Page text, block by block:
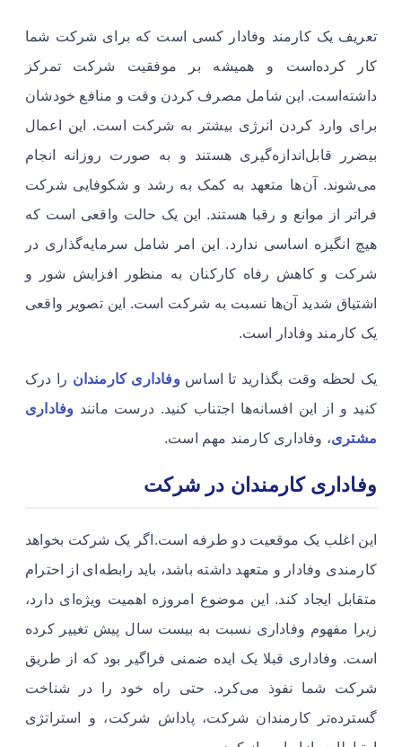
تعریف یک کارمند وفادار کسی است که برای شرکت شما
کار کرده‌است و همیشه بر موفقیت شرکت تمرکز
داشته‌است. ​این شامل مصرف کردن وقت و منافع خودشان
برای وارد کردن انرژی بیشتر به شرکت است. این اعمال
بیضرر قابل‌اندازه‌گیری هستند و به صورت روزانه انجام
می‌شوند. آن‌ها متعهد به کمک به رشد و شکوفایی شرکت
فراتر از موانع و رقبا هستند. این یک حالت واقعی است که
هیچ انگیزه اساسی ندارد. این امر شامل سرمایه‌گذاری در
شرکت و کاهش رفاه کارکنان به منظور افزایش شور و
اشتیاق شدید آن‌ها نسبت به شرکت است. این تصویر واقعی
یک کارمند وفادار است.
​یک لحظه وقت بگذارید تا اساسوفاداری کارمندان را درک
کنید و از این افسانه‌ها اجتناب کنید. درست مانند وفاداری
مشتری، وفاداری کارمند مهم است. ​
وفاداری کارمندان در شرکت
این اغلب یک موقعیت دو طرفه است.اگر یک شرکت بخواهد
کارمندی وفادار و متعهد داشته باشد، باید رابطه‌ای از احترام
متقابل ایجاد کند. این موضوع امروزه اهمیت ویژه‌ای دارد،
زیرا مفهوم وفاداری نسبت به بیست سال پیش تغییر کرده
است. وفاداری قبلا یک ایده ضمنی فراگیر بود که از طریق
شرکت شما نفوذ می‌کرد. حتی راه خود را در شناخت
گسترده‌تر کارمندان شرکت، پاداش شرکت، و استراتژی